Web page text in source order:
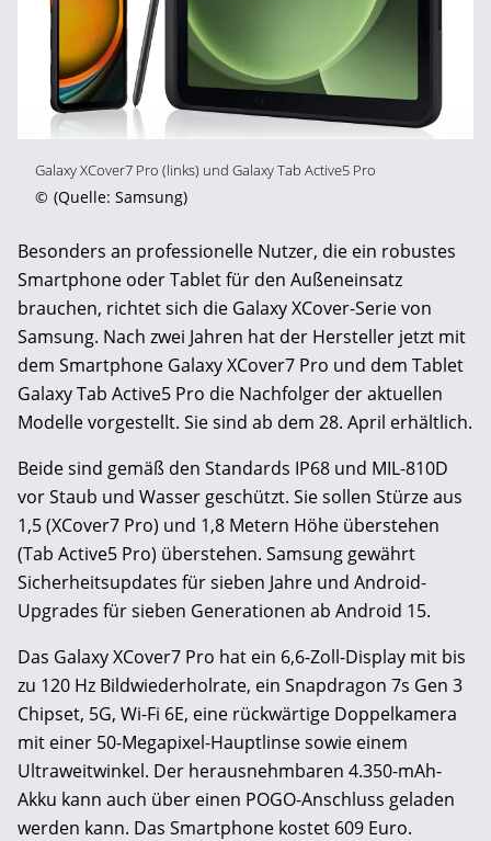
Galaxy XCover7 Pro (links) und Galaxy Tab Active5 Pro
© (Quelle: Samsung)
Besonders an professionelle Nutzer, die ein robustes
Smartphone oder Tablet für den Außeneinsatz
brauchen, richtet sich die Galaxy XCover-Serie von
Samsung. Nach zwei Jahren hat der Hersteller jetzt mit
dem Smartphone Galaxy XCover7 Pro und dem Tablet
Galaxy Tab Active5 Pro die Nachfolger der aktuellen
Modelle vorgestellt. Sie sind ab dem 28. April erhältlich.
Beide sind gemäß den Standards IP68 und MIL-810D
vor Staub und Wasser geschützt. Sie sollen Stürze aus
1,5 (XCover7 Pro) und 1,8 Metern Höhe überstehen
(Tab Active5 Pro) überstehen. Samsung gewährt
Sicherheitsupdates für sieben Jahre und Android-
Upgrades für sieben Generationen ab Android 15.
Das Galaxy XCover7 Pro hat ein 6,6-Zoll-Display mit bis
zu 120 Hz Bildwiederholrate, ein Snapdragon 7s Gen 3
Chipset, 5G, Wi-Fi 6E, eine rückwärtige Doppelkamera
mit einer 50-Megapixel-Hauptlinse sowie einem
Ultraweitwinkel. Der herausnehmbaren 4.350-mAh-
Akku kann auch über einen POGO-Anschluss geladen
werden kann. Das Smartphone kostet 609 Euro.